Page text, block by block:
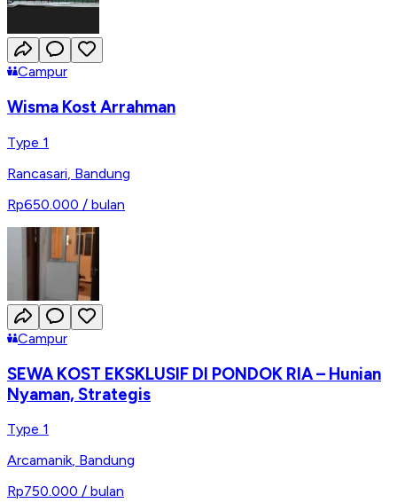
Campur
Wisma Kost Arrahman
Type 1
Rancasari Bandung
Rp650.000 / bulan
Campur
SEWA KOST EKSKLUSIF DI PONDOK RIA – Hunian
Nyaman, Strategis
Type 1
Arcamanik, Bandung
Rp750.000 / bulan